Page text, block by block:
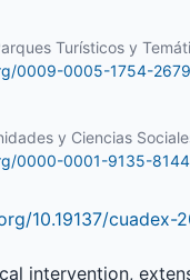
Turísticos y
0009-0005-1754-
y Ciencias
0000-0001-9135-
10.19137/cuadex-
intervention,